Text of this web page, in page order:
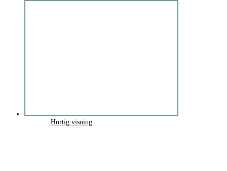
Hurtig visning